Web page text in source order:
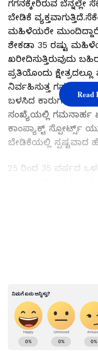
ಗಗನಕ್ಕೇರಿರುವ
ಬೇಡಿಕೆ
ಮಹಿಳೆಯರೇ
ಶೇಕಡಾ 35 ರಷ್ಟು
ಖರೀದಿಸುತ್ತಿರುವುದು
ಪ್ರತಿಯೊಂದು
ನಿರ್ವಹಿಸುತ್ತ ಗಮನ
ಬಳಸಿದ ಕಾರುಗಳ
ಸಂಖ್ಯೆಯಲ್ಲಿ
ಕಾಂಪ್ಯಾಕ್ಟ್ ಸ್ಪೋರ್ಟ್ಸ್
ಬೇಡಿಕೆಯಲ್ಲಿ ಸ್ಪಷ್ಟವಾದ
25 ರಿಂದ 35 ವರ್ಷದ
ಮನೆ ಬಾಗಿಲಲ್ಲಿ
ಮತ್ತು ಆನ್‌ಲೈನ್‌ನಲ್ಲಿ
ಒಲವು ತೋರುತ್ತಿದ್ದಾರೆ.
Read
ABOUT THE AUTHOR